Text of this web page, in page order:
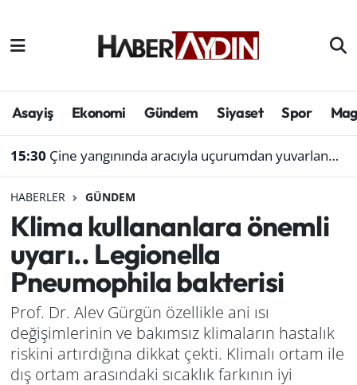
Asayiş Ekonomi Gündem Siyaset Spor
15:30 Çine yangınında aracıyla uçurumdan yuvarlanmıştı: Bol gelen korseden şikayetçi
HABERLER GÜNDEM
Klima kullananlara önemli
uyarı.. Legionella
Pneumophila bakterisi
Prof. Dr. Alev Gürgün özellikle ani ısı
değişimlerinin ve bakımsız klimaların hastalık
riskini artırdığına dikkat çekti. Klimalı ortam ile
dış ortam arasındaki sıcaklık farkının iyi
Afyonkarahisar
Çevre
Genel
Haber
Izmir
Kütahya
Aydın Hava Durumu
Süper Lig Puan Durumu ve Fikstür
Son Dakika Haberleri
Haber Arşivi